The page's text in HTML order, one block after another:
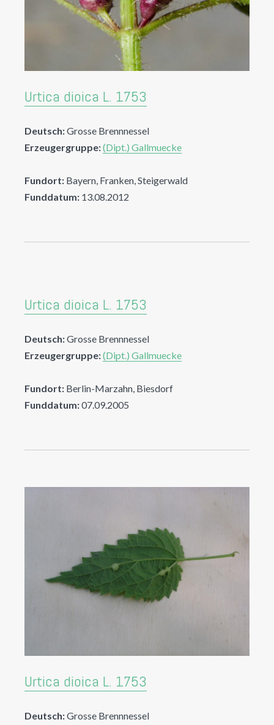
Urtica dioica L. 1753
Deutsch:Grosse Brennnessel
Erzeugergruppe:(Dipt.) Gallmuecke
Fundort: Bayern, Franken, Steigerwald
Funddatum: 13.08.2012
Urtica dioica L. 1753
Deutsch:Grosse Brennnessel
Erzeugergruppe:(Dipt.) Gallmuecke
Fundort: Berlin-Marzahn, Biesdorf
Funddatum:07.09.2005
Urtica dioica L. 1753
Deutsch:Grosse Brennnessel